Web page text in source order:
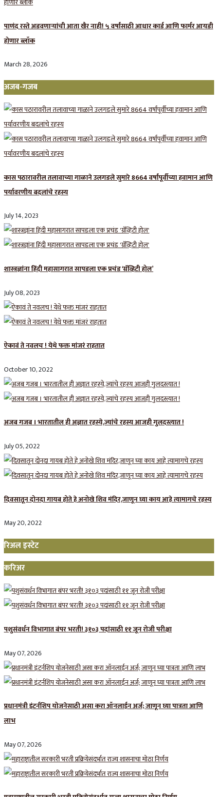
पाणंद रस्ते अडवणाऱ्यांची आता खैर नाही! ५ वर्षांसाठी आधार कार्ड आणि फार्मर आयडी
होणार ब्लॉक
March 28, 2026
अजब-गजब
कास पठारावरील तलावाच्या गाळाने उलगडले सुमारे 8664 वर्षांपूर्वीच्या हवामान आणि
पर्यावरणीय बदलांचे रहस्य
July 14, 2023
शास्त्रज्ञांना हिंदी महासागरात सापडला एक प्रचंड ‘ग्रॅव्हिटी होल’
July 08, 2023
ऐकावं ते नवलच ! येथे फक्त मांजरं राहतात
October 10, 2022
अजब गजब । भारतातील ही अज्ञात रहस्ये,ज्यांचे रहस्य आजही गुलदस्त्यात !
July 05, 2022
दिवसातून दोनदा गायब होते हे अनोखे शिव मंदिर,जाणून घ्या काय आहे त्यामागचे रहस्य
May 20, 2022
रिअल इस्टेट
करिअर
पशुसंवर्धन विभागात बंपर भरती! ३१०३ पदांसाठी ११ जून रोजी परीक्षा
May 07, 2026
प्रधानमंत्री इंटर्नशिप योजनेसाठी असा करा ऑनलाईन अर्ज; जाणून घ्या पात्रता आणि
लाभ
May 07, 2026